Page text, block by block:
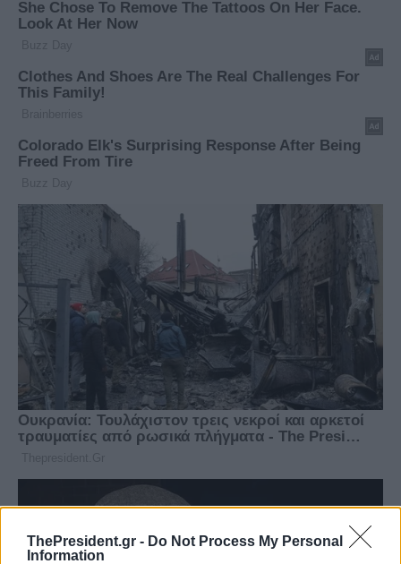
ThePresident.gr - Do Not Process My Personal
Information